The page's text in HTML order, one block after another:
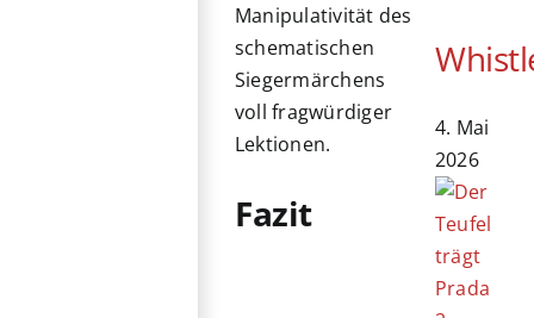
Manipulativität des
schematischen
Siegermärchens
voll fragwürdiger
Lektionen.
Fazit
4. Mai
2026